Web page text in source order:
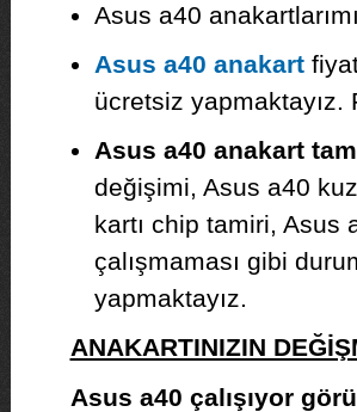
Asus a40
Asus a40 anakart
ücretsiz yapmaktayız.
Asus a40 anakart
değişimi, Asus a40
kartı chip tamiri, Asus
çalışmaması gibi
yapmaktayız.
ANAKARTINIZIN
Asus a40 çalışıyor